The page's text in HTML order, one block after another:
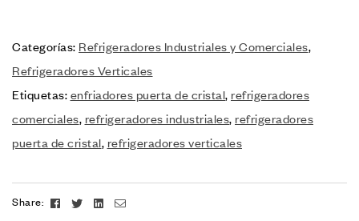
Categorías: Refrigeradores Industriales y Comerciales,
Refrigeradores Verticales
Etiquetas: enfriadores puerta de cristal, refrigeradores
comerciales, refrigeradores industriales, refrigeradores
puerta de cristal, refrigeradores verticales
Share: FacebookTwitterLinkedin
Email